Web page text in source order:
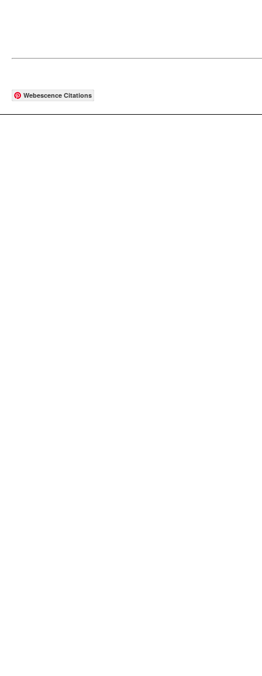
Webescence Citations